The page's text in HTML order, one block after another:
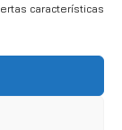
características